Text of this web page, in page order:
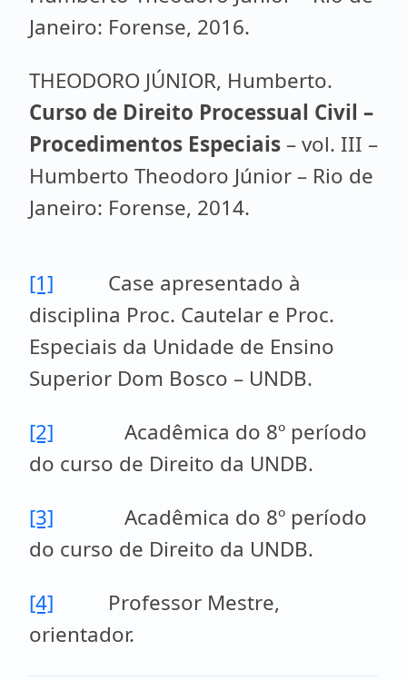
Janeiro: Forense, 2016.
THEODORO JÚNIOR, Humberto.
Curso de Direito Processual Civil –
Procedimentos Especiais – vol. III –
Humberto Theodoro Júnior – Rio de
Janeiro: Forense, 2014.
[1] Case apresentado à
disciplina Proc. Cautelar e Proc.
Especiais da Unidade de Ensino
Superior Dom Bosco – UNDB.
[2]
Acadêmica do 8º período
do curso de Direito da UNDB.
[3] Acadêmica do 8º período
do curso de Direito da UNDB.
[4] Professor Mestre,
orientador.